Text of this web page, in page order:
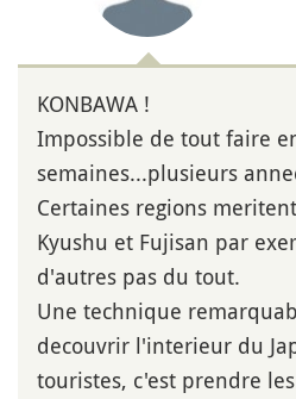
KONBAWA !
Impossible de tout faire
semaines...plusieurs
Certaines regions
Kyushu et Fujisan par
d'autres pas du tout.
Une technique
decouvrir l'interieur du
touristes, c'est prendre